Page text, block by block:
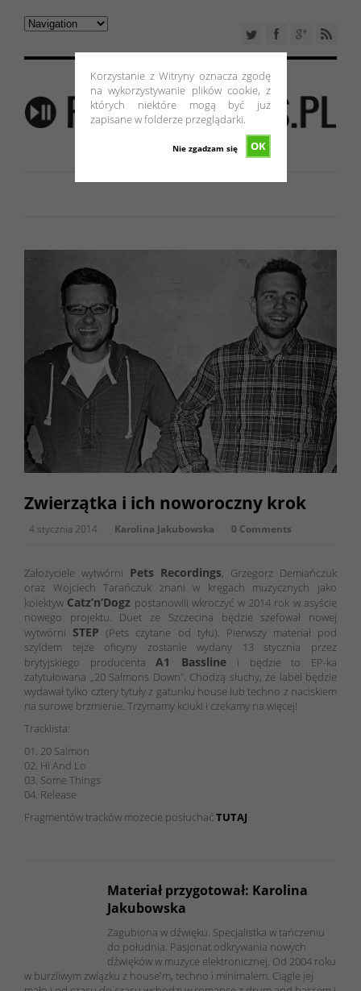
Korzystanie z Witryny oznacza zgodę
na wykorzystywanie plików cookie, z
których niektóre mogą być już
zapisane w folderze przeglądarki.
OK
Nie zgadzam się
Zwierzątka i ich noworoczny krok
4 stycznia 2014 Karolina Jakubowska 0 Comments
Założyciele wytwórni Pets Recordings, Grzegorz Demiańczuk
oraz Wojciech Tarańczuk znani w kręgach muzycznych jako
kolektyw Catz’n’Dogz postanowili wkroczyć w 2014 rok w asyście
nowego projektu. Duet ze Szczecina będzie szefował nowej
wytwórniSTEP (Pets czytane od tyłu). Pierwszy materiał pod
szyldem tejże oficyny zostanie wydany 13 stycznia przez
brytyjskiego producentaA1 Bassline i będzie to EP-ka
zatytułowana „20 Salmons Down”. Chodzą słuchy, że label będzie
wydawał tylko cztery tytuły z gatunku house lub techno z naciskiem
na surowe brzmienie. Trzymamy kciuki i czekamy na więcej!
Tracklista:
01. 20 Salmon
02. Hi And Lo
03. Some Things
04. Release
Fragmentów tracków możecie posłuchaćTUTAJ
Materiał przygotował: Karolina
Jakubowska
Zagubiona w dźwięku. Specjalistka w tańczeniu
do południa. Pasjonat odkrywania nowych
dźwięków w muzyce elektronicznej. Od 2004 roku
w burzliwym związku z house'm, techno i minimalem. Ciągle jej